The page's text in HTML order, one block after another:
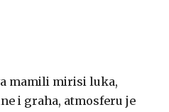
mamili mirisi luka,
i graha, atmosferu je